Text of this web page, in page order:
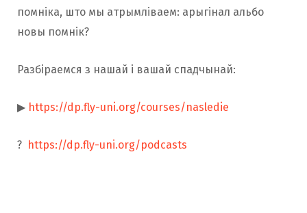
помніка, што мы атрымліваем: арыгінал альбо
новы помнік?
Разбіраемся з нашай і вашай спадчынай:
▶ https://dp.fly-uni.org/courses/nasledie
? https://dp.fly-uni.org/podcasts